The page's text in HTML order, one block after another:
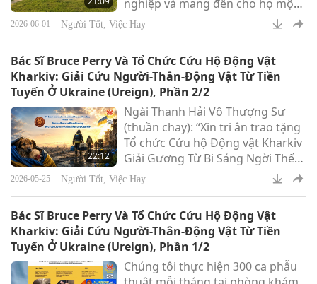
nghiệp và mang đến cho họ một
mái ấm vĩnh viễn, một nơi để
sống với sự tôn trọng và phẩm
2026-06-01 Người Tốt, Việc Hay
Bác Sĩ Bruce Perry Và Tổ Chức Cứu Hộ Động Vật
Kharkiv: Giải Cứu Người-Thân-Động Vật Từ Tiền
Tuyến Ở Ukraine (Ureign), Phần 2/2
22:12
Ngài Thanh Hải Vô Thượng Sư
(thuần chay): “Xin tri ân trao tặng
Tổ chức Cứu hộ Động vật Kharkiv
Giải Gương Từ Bi Sáng Ngời Thế
Giới cùng khoản đóng góp tượng
trưng khiêm tốn 10.000 Mỹ kim
tổ chức, với lời khen ngợi chân
thành vì sự cống hiến không
ngừng nghỉ của quý vị trong việc
cứu giúp và bảo vệ người-thân-
2026-05-25 Người Tốt, Việc Hay
Bác Sĩ Bruce Perry Và Tổ Chức Cứu Hộ Động Vật
Kharkiv: Giải Cứu Người-Thân-Động Vật Từ Tiền
Tuyến Ở Ukraine (Ureign), Phần 1/2
Chúng tôi thực hiện 300 ca phẫu